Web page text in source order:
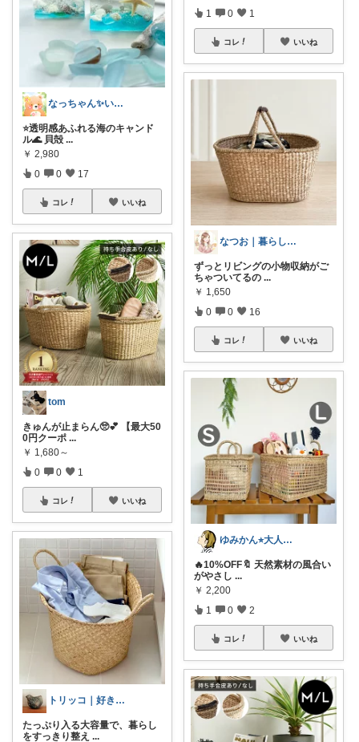
なっちゃん✨いつもありがとう😊✨
⭐️透明感あふれる海のキャンド
ル🌊 貝殻 ...
￥ 2,980
0 0 17
コレ いいね
tom
きゅんが止まらん🥺💕 【最大50
0円クーポ ...
￥ 1,680～
0 0 1
コレ いいね
トリッコ｜好きな雑貨・インテリア
たっぷり入る大容量で、暮らし
をすっきり整え ...
1 0 1
コレ いいね
なつお｜暮らしが整う日用品選び
ずっとリビングの小物収納がご
ちゃついてるの ...
￥ 1,650
0 0 16
コレ いいね
ゆみかん⭐︎大人の暮らし研究室
🔥10%OFF🔖 天然素材の風合い
がやさし ...
￥ 2,200
1 0 2
コレ いいね